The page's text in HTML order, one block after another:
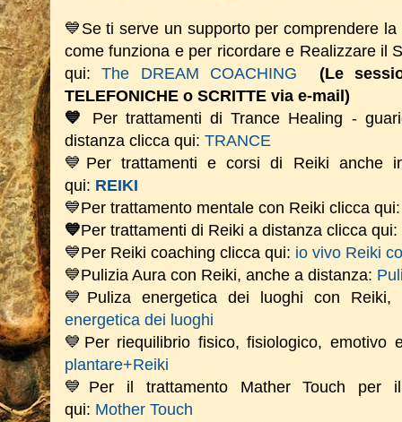
💙Se ti serve un supporto per comprendere la
come funziona e per ricordare e Realizzare il
qui:The DREAM COACHING
(Le
TELEFONICHE o SCRITTE via e-mail)
💙
Per trattamenti di Trance Healing -
distanza clicca qui: TRANCE
💙Per trattamenti e corsi di Reiki anche
qui: REIKI
💙Per trattamento mentale con Reiki clicca
💙Per trattamenti di Reiki a distanza clicca qui:
💙Per Reiki coaching clicca qui: io vivo Reiki
💙Pulizia Aura con Reiki, anche a distanza:
💙Puliza energetica dei luoghi con
energetica dei luoghi
💙Per riequilibrio fisico, fisiologico, emotivo
plantare+Reiki
💙Per il trattamento Mather Touch per
qui: Mother Touch